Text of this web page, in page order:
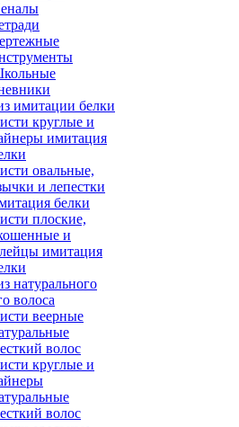
имитации белки
круглые и
имитация
овальные,
и лепестки
белки
плоские,
и
имитация
натурального
волоса
веерные
волос
круглые и
волос